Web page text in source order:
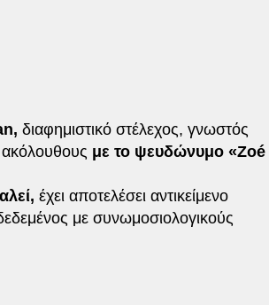
διαφημιστικό στέλεχος, γνωστός
ακόλουθους με το ψευδώνυμο «Zoé
έχει αποτελέσει αντικείμενο
με συνωμοσιολογικούς